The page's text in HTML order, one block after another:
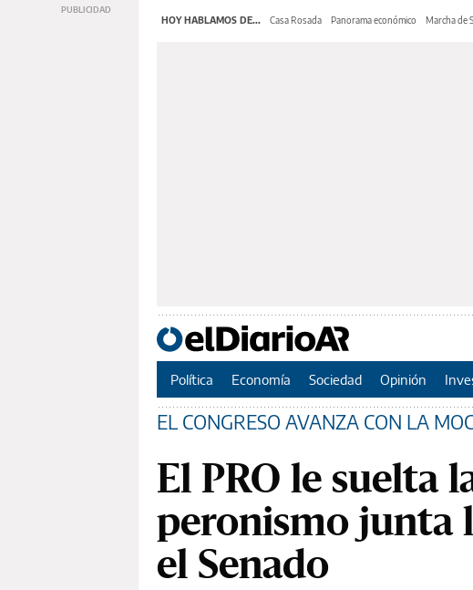
HOY HABLAMOS DE... Casa Rosada Panorama económico Marcha de
Política Economía Sociedad Opinión
EL CONGRESO AVANZA CON LA
El PRO le suelta
peronismo junta
el Senado